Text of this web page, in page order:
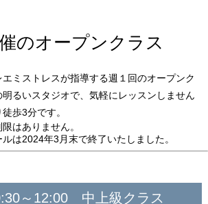
のオープンクラス
ミストレスが指導する週１回のオープンク
るいスタジオで、気軽にレッスンしません
歩3分です。
はありません。
は2024年3月末で終了いたしました。
～12:00 中上級クラス